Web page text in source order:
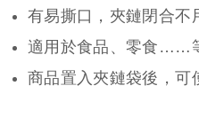
有易撕口，夾鏈閉合不
適用於食品、零食……
商品置入夾鏈袋後，可